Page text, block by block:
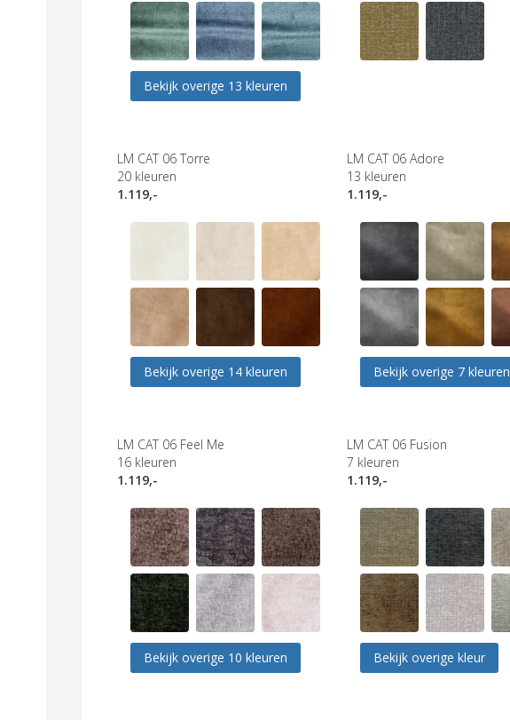
Bekijk overige 13 kleuren
LM CAT 06 Torre
20 kleuren
1.119,-
Bekijk overige 14 kleuren
LM CAT 06 Adore
13 kleuren
1.119,-
Bekijk overige 7 kleuren
LM CAT 06 Feel Me
16 kleuren
1.119,-
Bekijk overige 10 kleuren
LM CAT 06 Fusion
7 kleuren
1.119,-
Bekijk overige kleur